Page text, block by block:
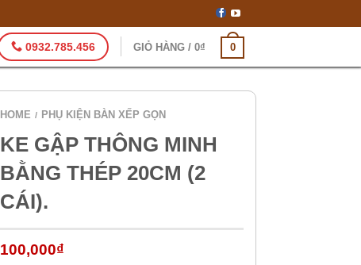
0932.785.456 GIỎ HÀNG / 0₫ 0
HOME / PHỤ KIỆN BÀN XẾP GỌN
KE GẬP THÔNG MINH
BẰNG THÉP 20CM (2
CÁI).
100,000₫